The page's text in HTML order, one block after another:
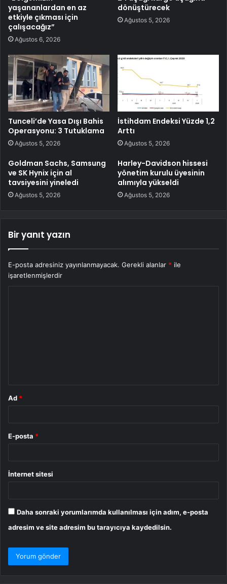
yaşananlardan en az
etkiyle çıkması için
çalışacağız”
Ağustos 6, 2026
dönüştürecek
Ağustos 5, 2026
Tunceli’de Yasa Dışı Bahis
Operasyonu: 3 Tutuklama
Ağustos 5, 2026
İstihdam Endeksi Yüzde 1,2
Arttı
Ağustos 5, 2026
Goldman Sachs, Samsung
ve SK Hynix için al
tavsiyesini yineledi
Ağustos 5, 2026
Harley-Davidson hissesi
yönetim kurulu üyesinin
alımıyla yükseldi
Ağustos 5, 2026
Bir yanıt yazın
E-posta adresiniz yayınlanmayacak. Gerekli alanlar * ile
işaretlenmişlerdir
Ad *
E-posta *
İnternet sitesi
Daha sonraki yorumlarımda kullanılması için adım, e-posta
adresim ve site adresim bu tarayıcıya kaydedilsin.